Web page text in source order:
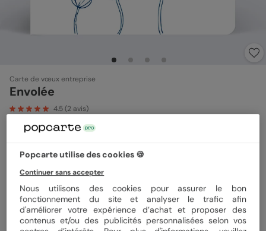
Carte de vœux entreprise
Envolée
4.5(2avis)
Papier Papier Satiné
Popcarte utilise des cookies 🍪
Continuer sans accepter
Nous utilisons des cookies pour assurer le bon
fonctionnement du site et analyser le trafic afin
d'améliorer votre expérience d’achat et proposer des
contenus et/ou des publicités personnalisées selon vos